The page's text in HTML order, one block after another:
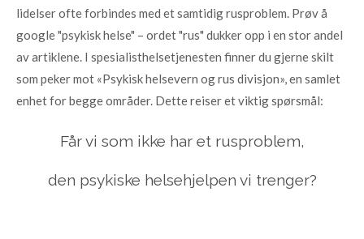
lidelser ofte forbindes med et samtidig rusproblem. Prøv å
google "psykisk helse" – ordet "rus" dukker opp i en stor andel
av artiklene. I spesialisthelsetjenesten finner du gjerne skilt
som peker mot «Psykisk helsevern og rus divisjon», en samlet
enhet for begge områder. Dette reiser et viktig spørsmål:
Får vi som ikke har et rusproblem,
den psykiske helsehjelpen vi trenger?